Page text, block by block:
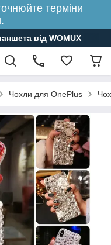
терміни
від WOMUX
Чохли для OnePlus